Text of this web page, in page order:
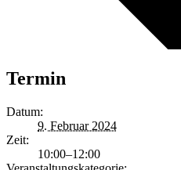
Termin
Datum:
9. Februar 2024
Zeit:
10:00–12:00